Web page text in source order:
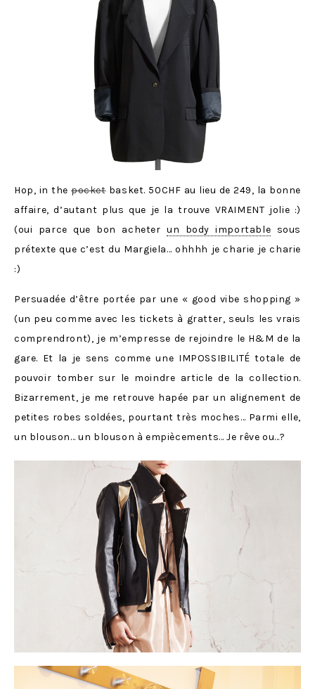
Hop, in thepocketbasket. 50CHF au lieu de 249, la bonne
affaire, d’autant plus que je la trouve VRAIMENT jolie :)
(oui parce que bon acheter un body importable sous
prétexte que c’est du Margiela… ohhhh je charie je charie
:)
Persuadée d’être portée par une « good vibe shopping »
(un peu comme avec les tickets à gratter, seuls les vrais
comprendront), je m’empresse de rejoindre le H&M de la
gare. Et la je sens comme une IMPOSSIBILITÉ totale de
pouvoir tomber sur le moindre article de la collection.
Bizarrement, je me retrouve hapée par un alignement de
petites robes soldées, pourtant très moches… Parmi elle,
un blouson… un blouson à empiècements… Je rêve ou…?